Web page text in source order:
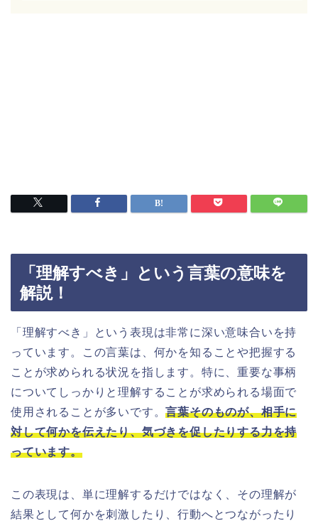
「理解すべき」という言葉の意味を
解説！
「理解すべき」という表現は非常に深い意味合いを持
っています。この言葉は、何かを知ることや把握する
ことが求められる状況を指します。特に、重要な事柄
についてしっかりと理解することが求められる場面で
使用されることが多いです。言葉そのものが、相手に
対して何かを伝えたり、気づきを促したりする力を持
っています。
この表現は、単に理解するだけではなく、その理解が
結果として何かを刺激したり、行動へとつながったり